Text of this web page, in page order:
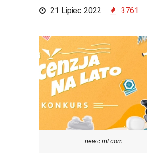
21 Lipiec 2022 3761
new.c.mi.com